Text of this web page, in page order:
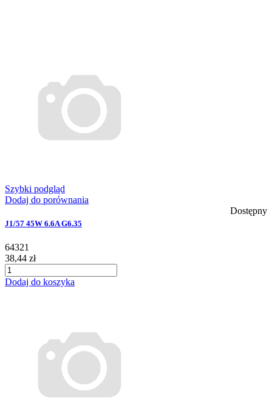
Szybki podgląd
Dodaj do porównania
Dostępny
J1/57 45W 6.6A G6.35
64321
38,44 zł
Dodaj do koszyka